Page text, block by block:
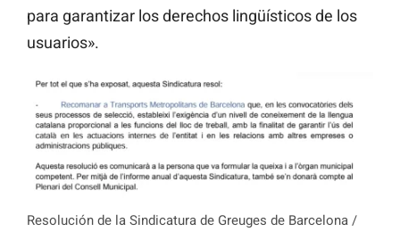
para garantizar los derechos lingüísticos de los
usuarios».
Resolución de la Sindicatura de Greuges de Barcelona /